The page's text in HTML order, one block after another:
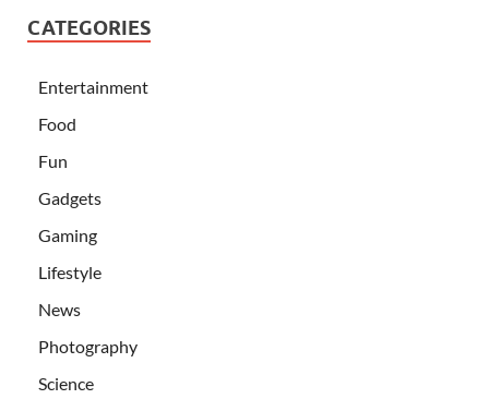
CATEGORIES
Entertainment
Food
Fun
Gadgets
Gaming
Lifestyle
News
Photography
Science